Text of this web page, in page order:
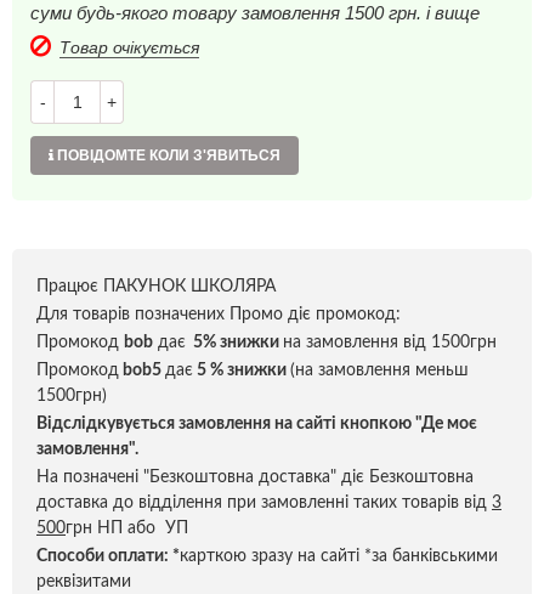
суми будь-якого товару замовлення 1500 грн. і вище
Товар очікується
- +
ПОВІДОМТЕ КОЛИ З'ЯВИТЬСЯ
Працює ПАКУНОК ШКОЛЯРА
Для товарів позначених Промо діє промокод:
Промокод bob дає 5% знижки на замовлення від 1500грн
Промокод bob5 дає 5 % знижки (на замовлення меньш
1500грн)
Відслідкувується замовлення на сайті кнопкою "Де моє
замовлення".
На позначені "Безкоштовна доставка" діє Безкоштовна
доставка до відділення при замовленні таких товарів від 3
500грн НП або УП
Способи оплати: *карткою зразу на сайті *за банківськими
реквізитами